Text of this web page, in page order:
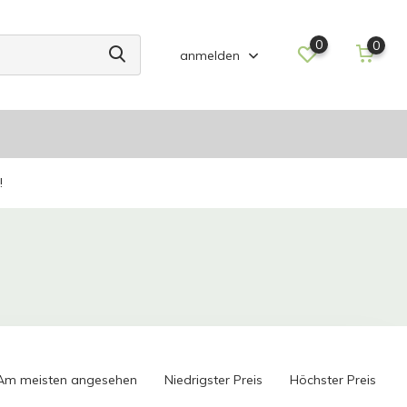
anmelden
0 0
meisten angesehen Niedrigster Preis Höchster Preis